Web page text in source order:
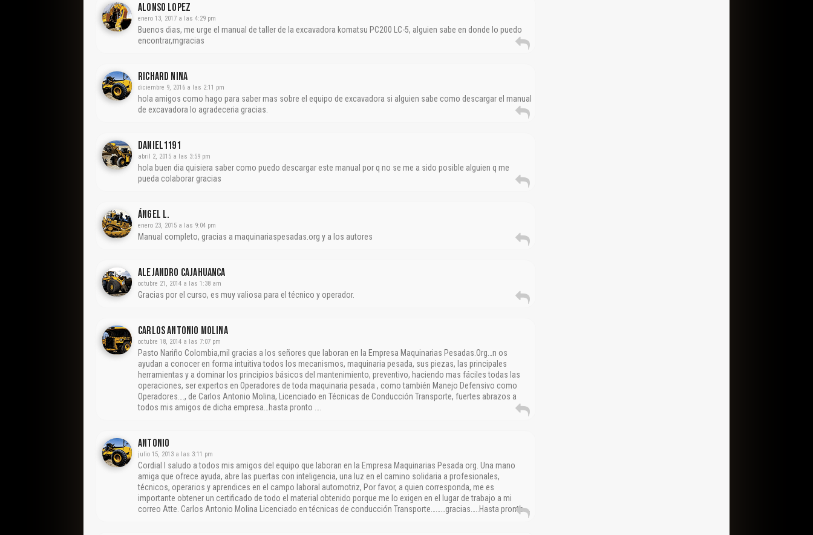
Alonso Lopez
enero 13, 2017 a las 4:29 pm
Buenos dias, me urge el manual de taller de la excavadora komatsu PC200 LC-5, alguien sabe en donde lo puedo
encontrar,mgracias
Richard Nina
diciembre 9, 2016 a las 2:11 pm
hola amigos como hago para saber mas sobre el equipo de excavadora si alguien sabe como descargar el manual
de excavadora lo agradeceria gracias.
Daniel1191
abril 2, 2015 a las 3:59 pm
hola buen dia quisiera saber como puedo descargar este manual por q no se me a sido posible alguien q me
pueda colaborar gracias
Ángel L.
enero 23, 2015 a las 9:04 pm
Manual completo, gracias a maquinariaspesadas.org y a los autores
Alejandro Cajahuanca
octubre 21, 2014 a las 1:38 am
Gracias por el curso, es muy valiosa para el técnico y operador.
CARLOS ANTONIO MOLINA
octubre 18, 2014 a las 7:07 pm
Pasto Nariño Colombia,mil gracias a los señores que laboran en la Empresa Maquinarias Pesadas.Org…n os
ayudan a conocer en forma intuitiva todos los mecanismos, maquinaria pesada, sus piezas, las principales
herramientas y a dominar los principios básicos del mantenimiento, preventivo, haciendo mas fáciles todas las
operaciones, ser expertos en Operadores de toda maquinaria pesada , como también Manejo Defensivo como
Operadores…., de Carlos Antonio Molina, Licenciado en Técnicas de Conducción Transporte, fuertes abrazos a
todos mis amigos de dicha empresa…hasta pronto ….
ANTONIO
julio 15, 2013 a las 3:11 pm
Cordial l saludo a todos mis amigos del equipo que laboran en la Empresa Maquinarias Pesada org. Una mano
amiga que ofrece ayuda, abre las puertas con inteligencia, una luz en el camino solidaria a profesionales,
técnicos, operarios y aprendices en el campo laboral automotriz, Por favor, a quien corresponda, me es
importante obtener un certificado de todo el material obtenido porque me lo exigen en el lugar de trabajo a mi
correo Atte. Carlos Antonio Molina Licenciado en técnicas de conducción Transporte………gracias…..Hasta pronto….